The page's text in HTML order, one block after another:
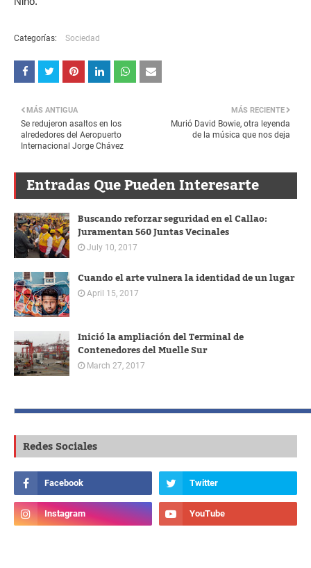
Categorías: Sociedad
MÁS RECIENTE
Murió David Bowie, otra leyenda
de la música que nos deja
MÁS ANTIGUA
Se redujeron asaltos en los
alrededores del Aeropuerto
Internacional Jorge Chávez
Entradas Que Pueden Interesarte
Buscando reforzar seguridad en el Callao:
Juramentan 560 Juntas Vecinales
July 10, 2017
Cuando el arte vulnera la identidad de un lugar
April 15, 2017
Inició la ampliación del Terminal de
Contenedores del Muelle Sur
March 27, 2017
Redes Sociales